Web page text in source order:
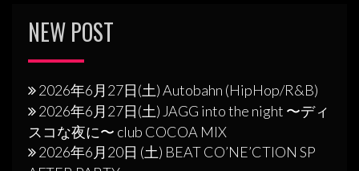
NEW POST
2026年6月27日(土) Autobahn (HipHop/R&B)
2026年6月27日(土) JAGG into the night 〜ディ
スコな夜に〜 club COCOA MIX
2026年6月20日 (土) BEAT CO’NE’CTION SP